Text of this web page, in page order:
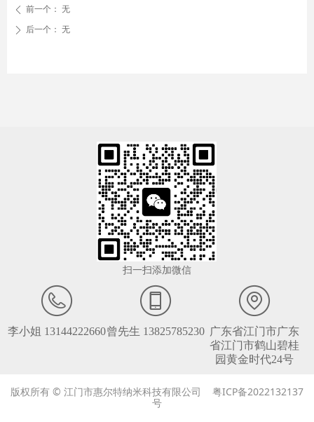
ꄴ 前一个： 无
ꄲ 后一个： 无
李小姐 13144222660曾先生 13825785230 广东省江门市广东
省江门市鹤山碧桂
园黄金时代24号
版权所有 © 江门市惠尔特纳米科技有限公司 粤ICP备2022132137
号
扫一扫添加微信